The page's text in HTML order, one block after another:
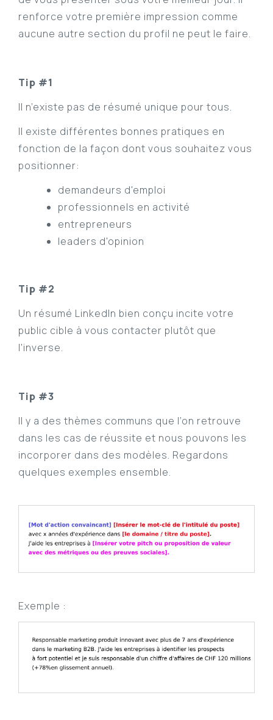
renforce votre première impression comme
aucune autre section du profil ne peut le faire.
Tip #1
Il n’existe pas de résumé unique pour tous.
Il existe différentes bonnes pratiques en
fonction de la façon dont vous souhaitez vous
positionner:
demandeurs d'emploi
professionnels en activité
entrepreneurs
leaders d'opinion
Tip #2
Un résumé LinkedIn bien conçu incite votre
public cible à vous contacter plutôt que
l'inverse.
Tip #3
Il y a des thèmes communs que l’on retrouve
dans les cas de réussite et nous pouvons les
incorporer dans des modèles. Regardons
quelques exemples ensemble.
Exemple :